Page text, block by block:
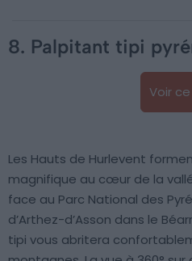
8. Palpitant tipi
Voir
Les Hauts de Hurlevent
magnifique au cœur de la
face au Parc National des
d’Arthez-d’Asson dans le
tipi vous abritera